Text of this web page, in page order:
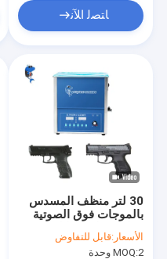
ﺎﺘﺼﻟ ﺍﻶﻧ
30 لتر منظف المسدس
بالموجات فوق الصوتية
مقابض جانبية قابلة
للتعديل
الأسعار:قابل للتفاوض
MOQ:2 وحدة